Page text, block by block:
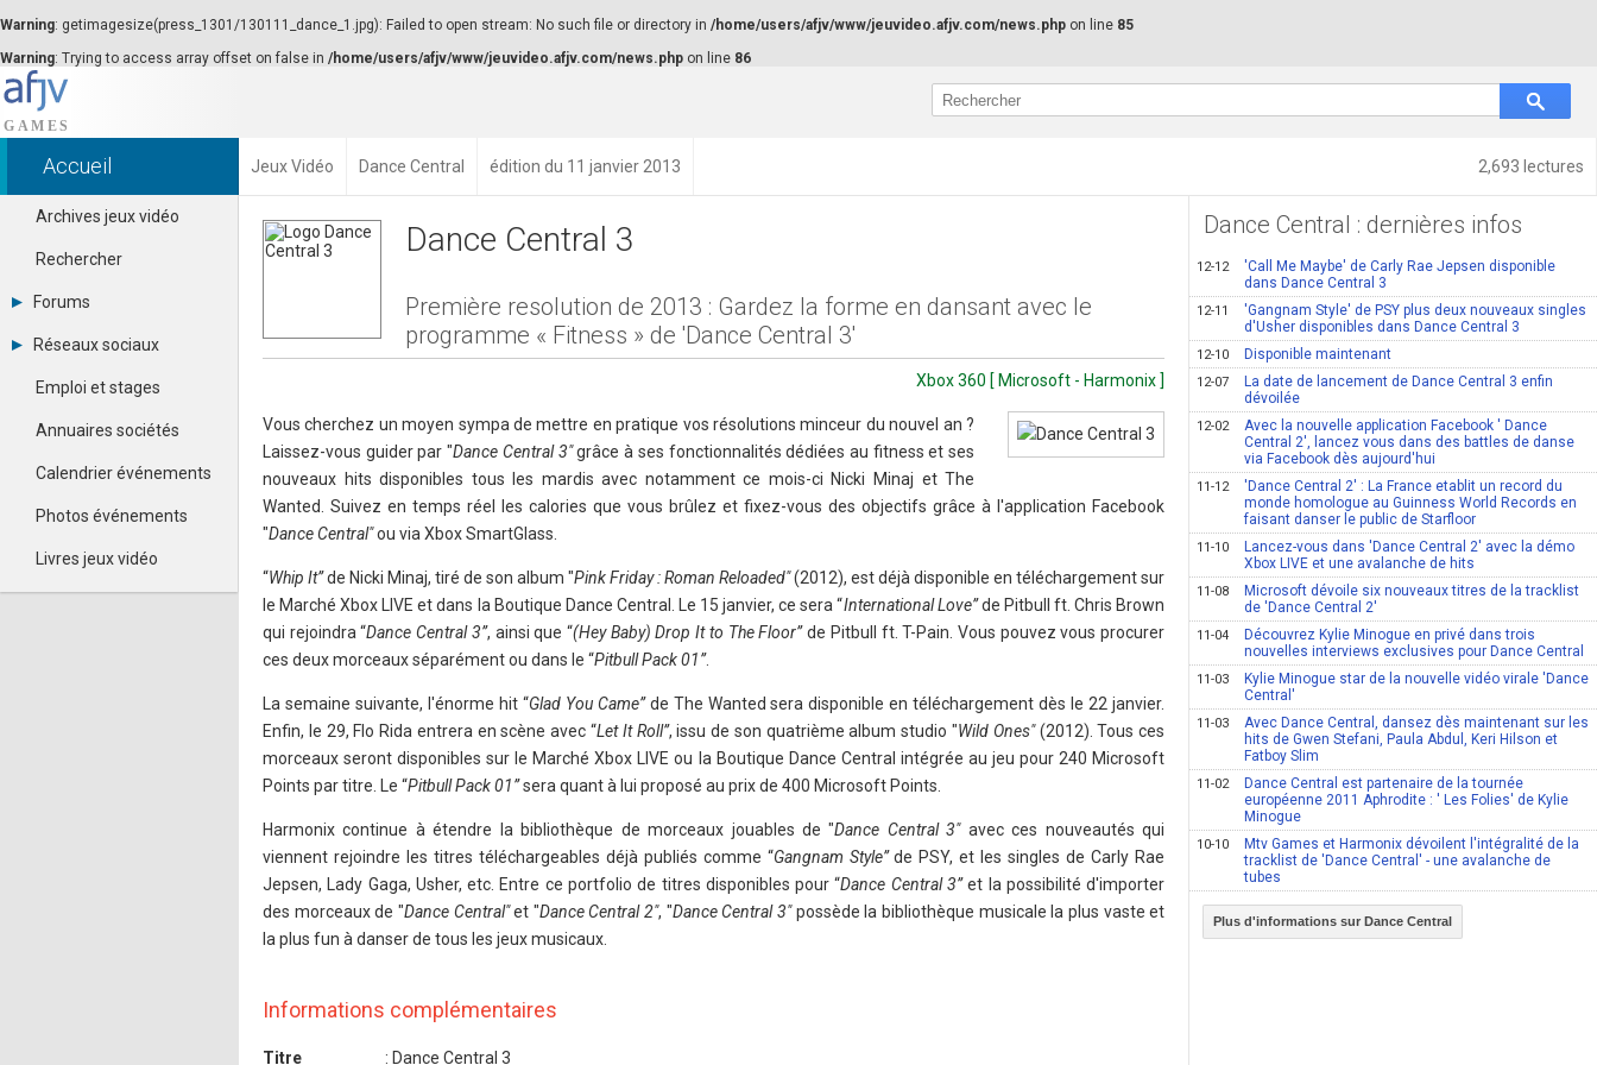
Warning: getimagesize(press_1301/130111_dance_1.jpg): Failed to open stream: No such file or directory in /home/users/afjv/www/jeuvideo.afjv.com/news.php on line 85
Warning: Trying to access array offset on false in /home/users/afjv/www/jeuvideo.afjv.com/news.php on line 86
2,693 lectures
Accueil Jeux Vidéo Dance Central édition du 11 janvier 2013
Archives jeux vidéo
Rechercher
Forums
Tous les forums
Se connecter
Contacter un modérateur
Réseaux sociaux
Dailymotion
Facebook
Google+
Pinterest
Youtube
Emploi et stages
Annuaires sociétés
Calendrier événements
Photos événements
Livres jeux vidéo
Dance Central 3
Première resolution de 2013 : Gardez la forme en dansant avec le
programme « Fitness » de 'Dance Central 3'
Xbox 360 [ Microsoft - Harmonix ]
Vous cherchez un moyen sympa de mettre en pratique vos résolutions minceur du nouvel an ?
Laissez-vous guider par "Dance Central 3"grâce à ses fonctionnalités dédiées au fitness et ses
nouveaux hits disponibles tous les mardis avec notamment ce mois-ci Nicki Minaj et The
Wanted. Suivez en temps réel les calories que vous brûlez et fixez-vous des objectifs grâce à l'application Facebook
"Dance Central"ou via Xbox SmartGlass.
“Whip It”de Nicki Minaj, tiré de son album "Pink Friday : Roman Reloaded"(2012), est déjà disponible en téléchargement sur
le Marché Xbox LIVE et dans la Boutique Dance Central. Le 15 janvier, ce sera “International Love”de Pitbull ft. Chris Brown
qui rejoindra “Dance Central 3”, ainsi que “(Hey Baby) Drop It to The Floor”de Pitbull ft. T-Pain. Vous pouvez vous procurer
ces deux morceaux séparément ou dans le “Pitbull Pack 01”.
La semaine suivante, l'énorme hit “Glad You Came”de The Wanted sera disponible en téléchargement dès le 22 janvier.
Enfin, le 29, Flo Rida entrera en scène avec “Let It Roll”, issu de son quatrième album studio "Wild Ones"(2012). Tous ces
morceaux seront disponibles sur le Marché Xbox LIVE ou la Boutique Dance Central intégrée au jeu pour 240 Microsoft
Points par titre. Le “Pitbull Pack 01”sera quant à lui proposé au prix de 400 Microsoft Points.
Harmonix continue à étendre la bibliothèque de morceaux jouables de "Dance Central 3"avec ces nouveautés qui
viennent rejoindre les titres téléchargeables déjà publiés comme “Gangnam Style”de PSY, et les singles de Carly Rae
Jepsen, Lady Gaga, Usher, etc. Entre ce portfolio de titres disponibles pour “Dance Central 3”et la possibilité d'importer
des morceaux de "Dance Central"et "Dance Central 2", "Dance Central 3"possède la bibliothèque musicale la plus vaste et
la plus fun à danser de tous les jeux musicaux.
Informations complémentaires
Titre : Dance Central 3
Dance Central : dernières infos
12-12
'Call Me Maybe' de Carly Rae Jepsen disponible
dans Dance Central 3
12-11
'Gangnam Style' de PSY plus deux nouveaux singles
d'Usher disponibles dans Dance Central 3
12-10 Disponible maintenant
12-07
La date de lancement de Dance Central 3 enfin
dévoilée
12-02
Avec la nouvelle application Facebook ' Dance
Central 2', lancez vous dans des battles de danse
via Facebook dès aujourd'hui
11-12
'Dance Central 2' : La France etablit un record du
monde homologue au Guinness World Records en
faisant danser le public de Starfloor
11-10
Lancez-vous dans 'Dance Central 2' avec la démo
Xbox LIVE et une avalanche de hits
11-08
Microsoft dévoile six nouveaux titres de la tracklist
de 'Dance Central 2'
11-04
Découvrez Kylie Minogue en privé dans trois
nouvelles interviews exclusives pour Dance Central
11-03
Kylie Minogue star de la nouvelle vidéo virale 'Dance
Central'
11-03
Avec Dance Central, dansez dès maintenant sur les
hits de Gwen Stefani, Paula Abdul, Keri Hilson et
Fatboy Slim
11-02
Dance Central est partenaire de la tournée
européenne 2011 Aphrodite : ' Les Folies' de Kylie
Minogue
10-10
Mtv Games et Harmonix dévoilent l'intégralité de la
tracklist de 'Dance Central' - une avalanche de
tubes
Plus d'informations sur Dance Central